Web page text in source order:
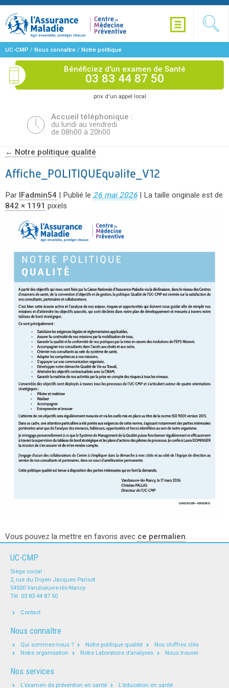
UC-CMP / Nous connaître / Notre politique
qualité Affiche_POLITIQUEqualite_V12
Bénéficiez d'un examen de Santé
03 83 44 87 50
prix d'un appel local
Accueil téléphonique :
du lundi au vendredi
de 08h00 à 20h00
← Notre politique qualité
Affiche_POLITIQUEqualite_V12
Par IFadmin54 | Publié le 26 mai 2026 | La taille originale est de
842 × 1191 pixels
Vous pouvez la mettre en favoris avec ce permalien.
UC-CMP
Siège social :
2, rue du Doyen Jacques Parisot
54500 Vandoeuvre-lès-Nancy
Tél. 03 83 44 87 50
Contact
Nous connaître
Qui sommes-nous ? Notre politique qualité
Nos chiffres clés
Notre organisation
Notre Laboratoire d’analyses Nous trouver
Nos services
L’examen de prévention en santé L’éducation en santé